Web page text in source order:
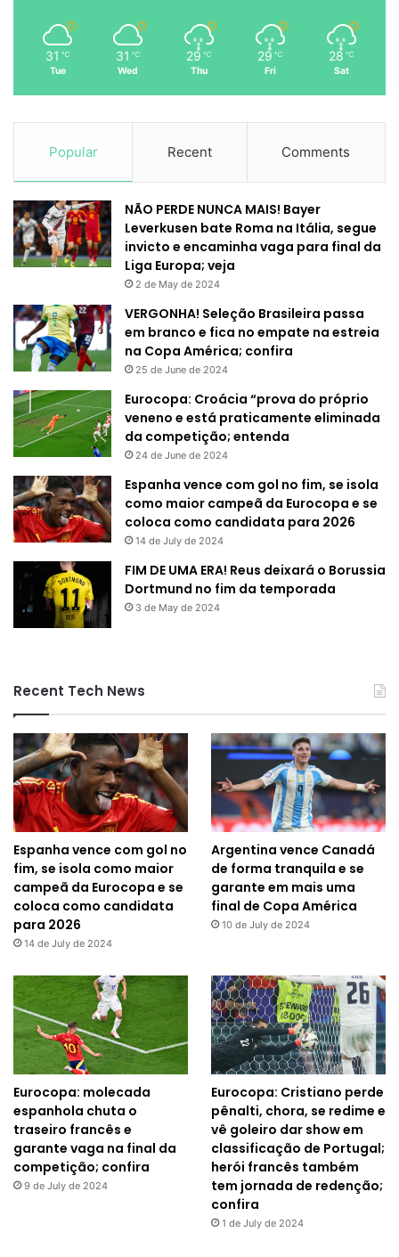
31 ℃
Tue
31 ℃
Wed
29 ℃
Thu
29 ℃
Fri
28 ℃
Sat
Popular Recent Comments
NÃO PERDE NUNCA MAIS! Bayer
Leverkusen bate Roma na Itália, segue
invicto e encaminha vaga para final da
Liga Europa; veja
2 de May de 2024
VERGONHA! Seleção Brasileira passa
em branco e fica no empate na estreia
na Copa América; confira
25 de June de 2024
Eurocopa: Croácia “prova do próprio
veneno e está praticamente eliminada
da competição; entenda
24 de June de 2024
Espanha vence com gol no fim, se isola
como maior campeã da Eurocopa e se
coloca como candidata para 2026
14 de July de 2024
FIM DE UMA ERA! Reus deixará o Borussia
Dortmund no fim da temporada
3 de May de 2024
Recent Tech News
Espanha vence com gol no
fim, se isola como maior
campeã da Eurocopa e se
coloca como candidata
para 2026
14 de July de 2024
Argentina vence Canadá
de forma tranquila e se
garante em mais uma
final de Copa América
10 de July de 2024
Eurocopa: molecada
espanhola chuta o
traseiro francês e
garante vaga na final da
competição; confira
9 de July de 2024
Eurocopa: Cristiano perde
pênalti, chora, se redime e
vê goleiro dar show em
classificação de Portugal;
herói francês também
tem jornada de redenção;
confira
1 de July de 2024